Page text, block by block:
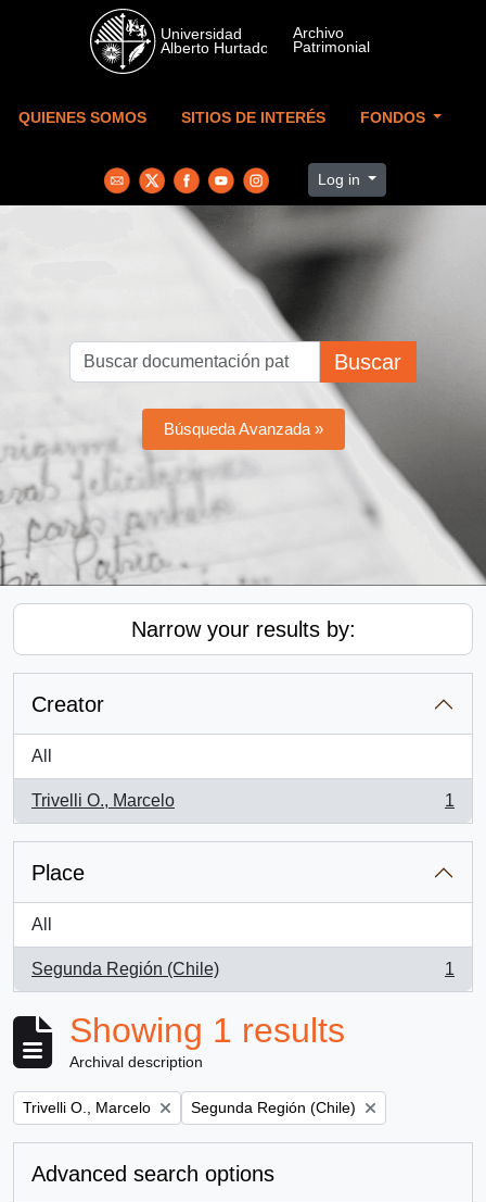
Skip to main content
QUIENES SOMOS SITIOS DE INTERÉS FONDOS
Log in
Buscar
Búsqueda Avanzada »
Narrow your results by:
Creator
All
Trivelli O., Marcelo
, 1 results
1
Place
All
Segunda Región (Chile)
, 1 results
1
Showing 1 results
Archival description
Remove filter:
Trivelli O., Marcelo Remove filter:
Segunda Región (Chile)
Advanced search options